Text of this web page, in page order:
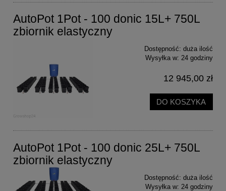
AutoPot 1Pot - 100 donic 15L+ 750L
zbiornik elastyczny
Dostępność: duża ilość
Wysyłka w: 24 godziny
12 945,00 zł
DO KOSZYKA
AutoPot 1Pot - 100 donic 25L+ 750L
zbiornik elastyczny
Dostępność: duża ilość
Wysyłka w: 24 godziny